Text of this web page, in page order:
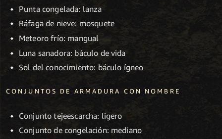
Punta congelada: lanza
Ráfaga de nieve: mosquete
Meteoro frío: mangual
Luna sanadora: báculo de vida
Sol del conocimiento: báculo ígneo
CONJUNTOS DE ARMADURA CON NOMBRE
Conjunto tejeescarcha: ligero
Conjunto de congelación: mediano